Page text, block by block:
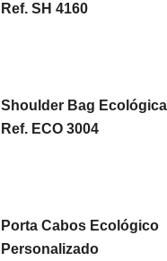
Ref. SH 4160
Shoulder Bag Ecológica
Ref. ECO 3004
Porta Cabos Ecológico
Personalizado